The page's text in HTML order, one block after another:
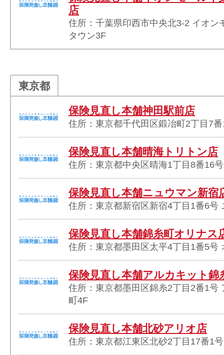
店
住所：千葉県印西市中央北3-2 イオン
タウン3F
東京都
保険見直し本舗神田駅前店
住所：東京都千代田区鍛冶町2丁目7
保険見直し本舗晴海トリトン店
住所：東京都中央区晴海1丁目8番16
保険見直し本舗ニュウマン新宿
住所：東京都新宿区新宿4丁目1番6号
保険見直し本舗錦糸町オリナス
住所：東京都墨田区太平4丁目1番5号
保険見直し本舗アルカキット錦
住所：東京都墨田区錦糸2丁目2番1号
町4F
保険見直し本舗北砂アリオ店
住所：東京都江東区北砂2丁目17番1